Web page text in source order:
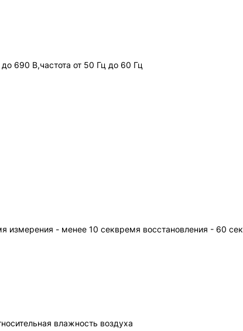
690 В,частота от 50 Гц до 60 Гц
- менее 10 секвремя восстановления - 60 сек
влажность воздуха